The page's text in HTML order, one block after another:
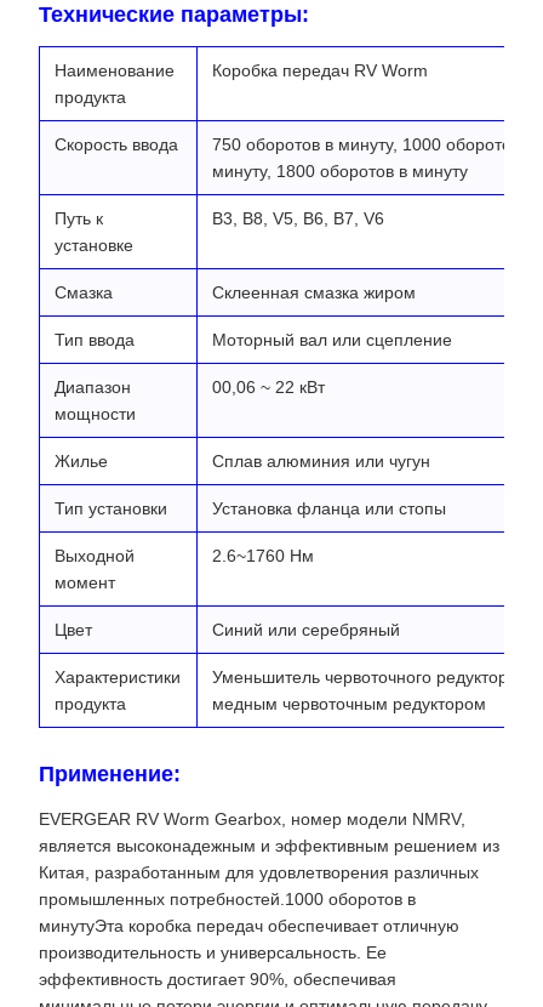
Технические параметры:
Наименование
продукта
Коробка передач RV Worm
Скорость ввода
750 оборотов в минуту, 1000 оборотов в
минуту, 1800 оборотов в минуту
Путь к
установке
B3, B8, V5, B6, B7, V6
Смазка Склеенная смазка жиром
Тип ввода Моторный вал или сцепление
Диапазон
мощности
00,06 ~ 22 кВт
Жилье Сплав алюминия или чугун
Тип установки Установка фланца или стопы
Выходной
момент
2.6~1760 Нм
Цвет Синий или серебряный
Характеристики
продукта
Уменьшитель червоточного редуктора
медным червоточным редуктором
Применение:
EVERGEAR RV Worm Gearbox, номер модели NMRV,
является высоконадежным и эффективным решением из
Китая, разработанным для удовлетворения различных
промышленных потребностей.1000 оборотов в
минутуЭта коробка передач обеспечивает отличную
производительность и универсальность. Ее
эффективность достигает 90%, обеспечивая